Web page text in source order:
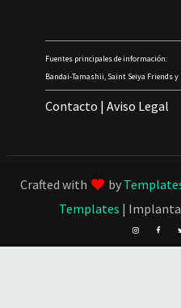
Fuentes principales de información:
Bandai-Tamashii, Saint Seiya Friends
Contacto |Aviso Legal
Crafted with by
Templates |